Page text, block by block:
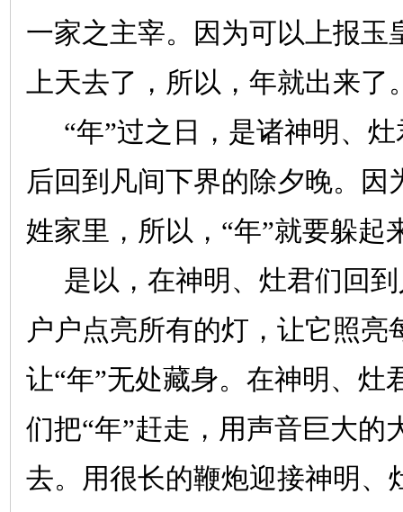
一家之主宰。因为可以上报玉
上天去了，所以，年就出来了
“年”过之日，是诸神明、
后回到凡间下界的除夕晚。因
姓家里，所以，“年”就要躲起
是以，在神明、灶君们回
户户点亮所有的灯，让它照亮
让“年”无处藏身。在神明、灶
们把“年”赶走，用声音巨大的
去。用很长的鞭炮迎接神明、